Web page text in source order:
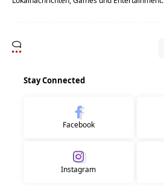
Stay Connected
Facebook
Instagram